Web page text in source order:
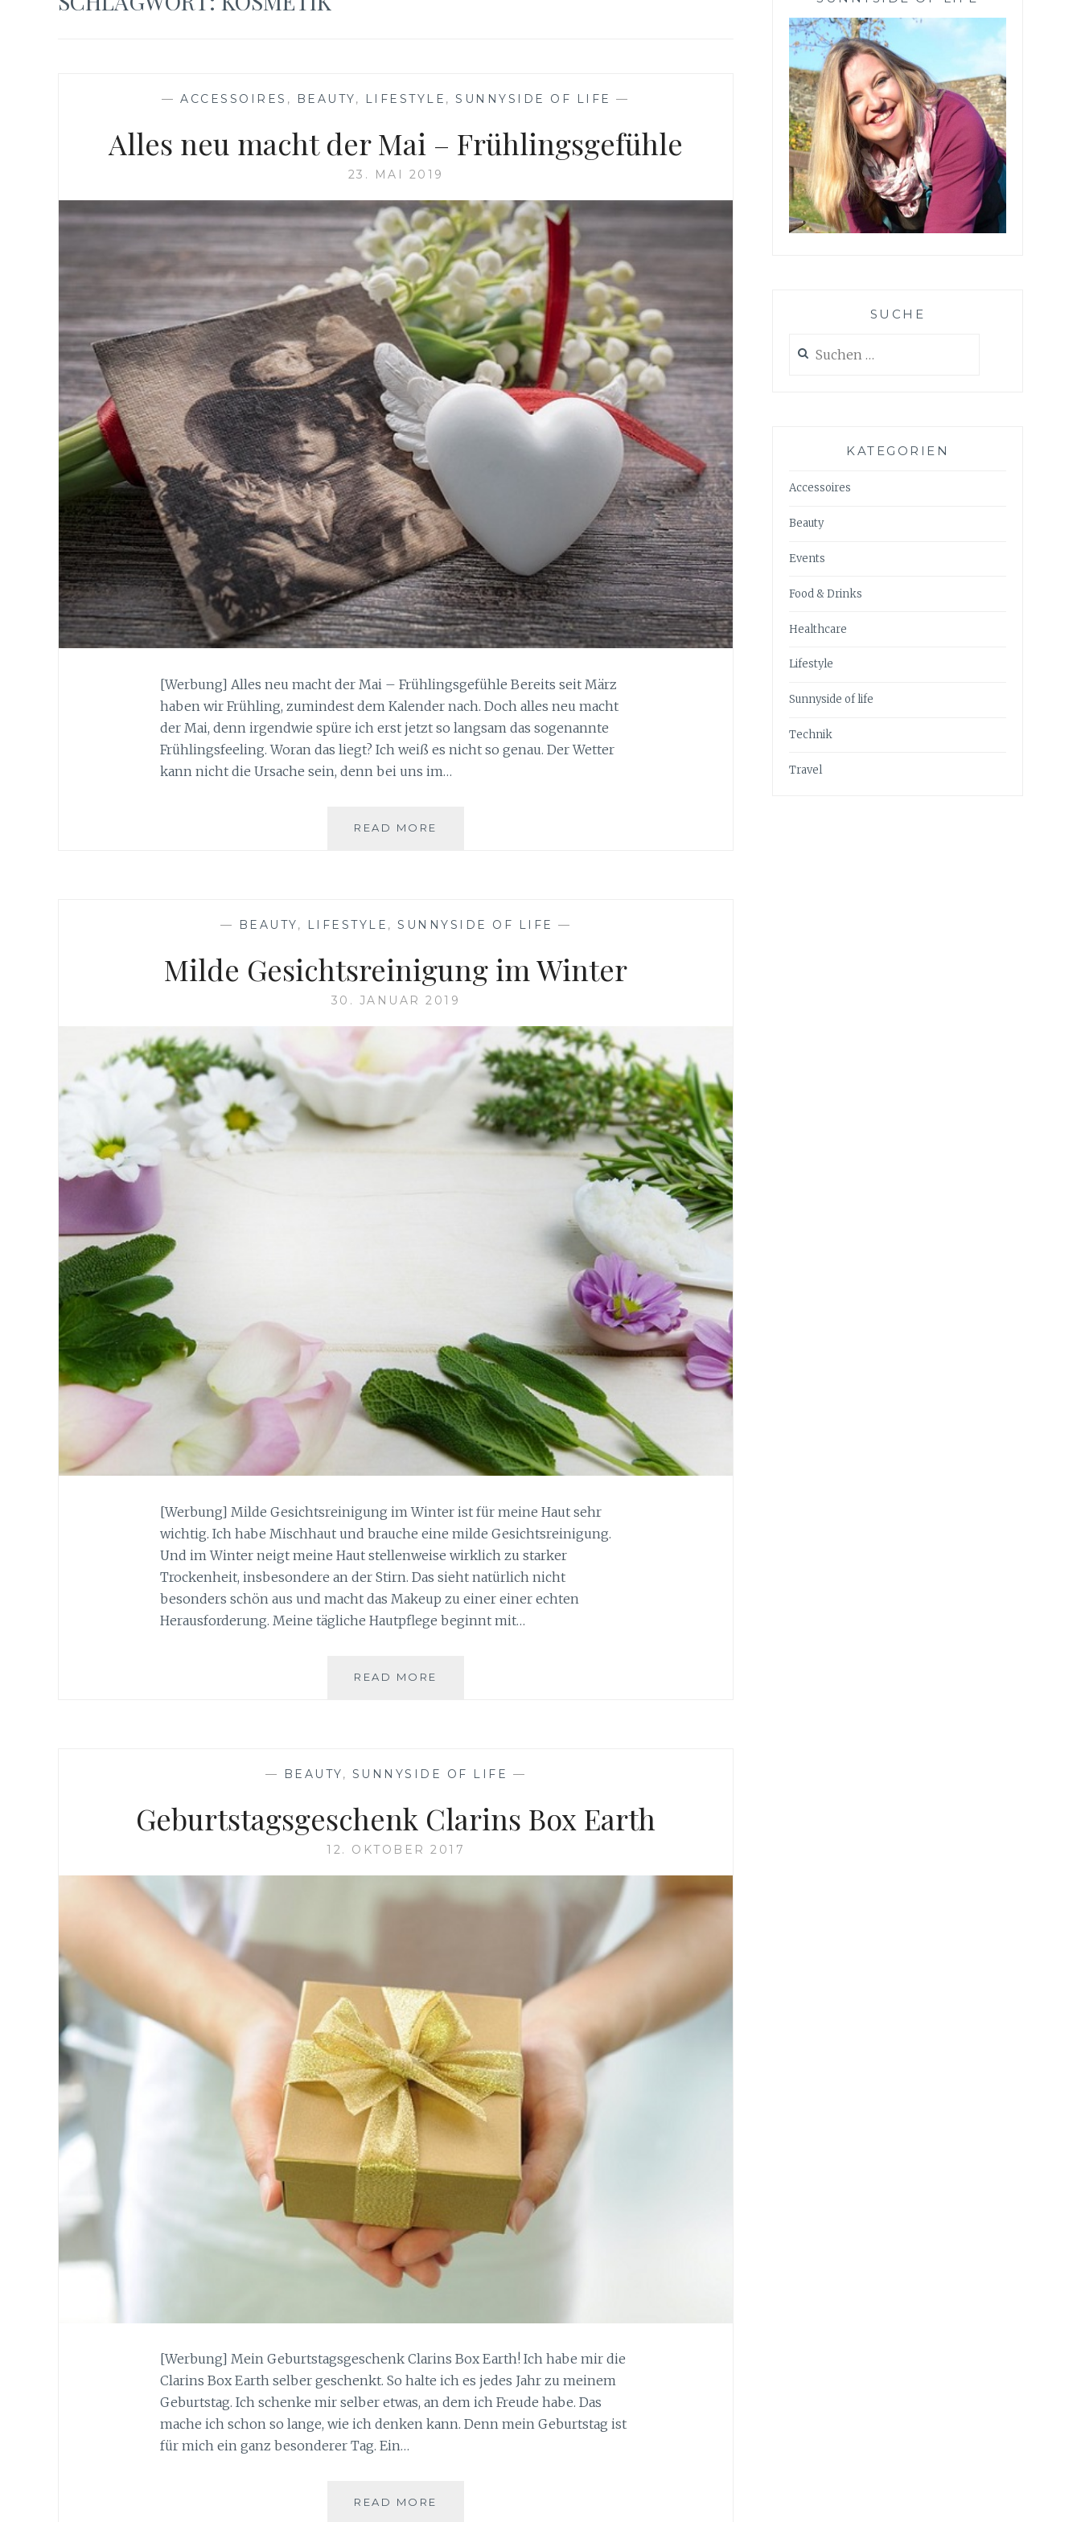
—ACCESSOIRES , BEAUTY, LIFESTYLE ,SUNNYSIDE OF LIFE —
Alles neu macht der Mai – Frühlingsgefühle
23. MAI 2019
[Werbung] Alles neu macht der Mai – Frühlingsgefühle Bereits seit März
haben wir Frühling, zumindest dem Kalender nach. Doch alles neu macht
der Mai, denn irgendwie spüre ich erst jetzt so langsam das sogenannte
Frühlingsfeeling. Woran das liegt? Ich weiß es nicht so genau. Der Wetter
kann nicht die Ursache sein, denn bei uns im…
READ MORE
FRÜHLINGSGEFÜHLE
— BEAUTY, LIFESTYLE , SUNNYSIDE OF LIFE —
Milde Gesichtsreinigung im Winter
30. JANUAR 2019
[Werbung] Milde Gesichtsreinigung im Winter ist für meine Haut sehr
wichtig. Ich habe Mischhaut und brauche eine milde Gesichtsreinigung.
Und im Winter neigt meine Haut stellenweise wirklich zu starker
Trockenheit, insbesondere an der Stirn. Das sieht natürlich nicht
besonders schön aus und macht das Makeup zu einer einer echten
Herausforderung. Meine tägliche Hautpflege beginnt mit…
READ MORE
— BEAUTY, SUNNYSIDE OF LIFE —
Geburtstagsgeschenk Clarins Box Earth
12. OKTOBER 2017
[Werbung] Mein Geburtstagsgeschenk Clarins Box Earth! Ich habe mir die
Clarins Box Earth selber geschenkt. So halte ich es jedes Jahr zu meinem
Geburtstag. Ich schenke mir selber etwas, an dem ich Freude habe. Das
mache ich schon so lange, wie ich denken kann. Denn mein Geburtstag ist
für mich ein ganz besonderer Tag. Ein…
READ MORE
SUCHE
nach:
KATEGORIEN
Accessoires
Beauty
Events
Food & Drinks
Healthcare
Lifestyle
Sunnyside of life
Technik
Travel